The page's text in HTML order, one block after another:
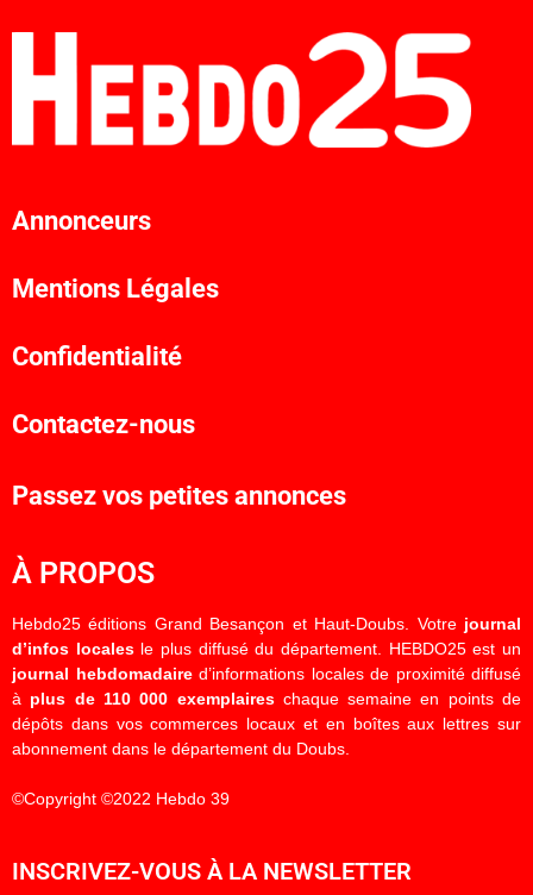
Annonceurs
Mentions Légales
Confidentialité
Contactez-nous
Passez vos petites annonces
À PROPOS
Hebdo25 éditions Grand Besançon et Haut-Doubs. Votre journal
d’infos localesle plus diffusé du département. HEBDO25 est un
journal hebdomadaired’informations locales de proximité diffusé
à plus de 110 000 exemplaireschaque semaine en points de
dépôts dans vos commerces locaux et en boîtes aux lettres sur
abonnement dans le département du Doubs.
©Copyright ©2022 Hebdo 39
INSCRIVEZ-VOUS À LA NEWSLETTER